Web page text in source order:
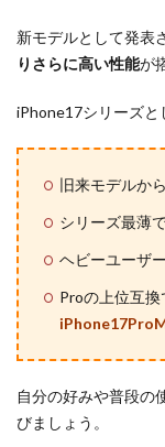
新モデルとして発表
りさらに高い性能が
iPhone17シリーズ
旧来モデルか
シリーズ最薄
ヘビーユーザ
Proの上位互
自分の好みや普段の
びましょう。